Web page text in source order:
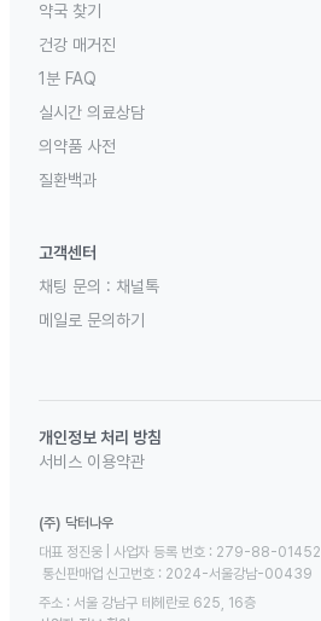
약국 찾기
건강 매거진
1분 FAQ
실시간 의료상담
의약품 사전
질환백과
고객센터
채팅 문의 : 채널톡
메일로 문의하기
개인정보 처리 방침
서비스 이용약관
(주) 닥터나우
대표 정진웅 | 사업자 등록 번호 : 279-88-01452
통신판매업 신고번호 : 2024-서울강남-00439
주소 : 서울 강남구 테헤란로 625, 16층